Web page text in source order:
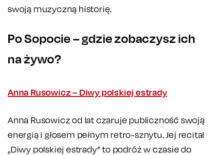
swoją muzyczną historię.
Po Sopocie – gdzie zobaczysz ich
na żywo?
Anna Rusowicz – Diwy polskiej estrady
Anna Rusowicz od lat czaruje publiczność swoją
energią i głosem pełnym retro-sznytu. Jej recital
„Diwy polskiej estrady” to podróż w czasie do